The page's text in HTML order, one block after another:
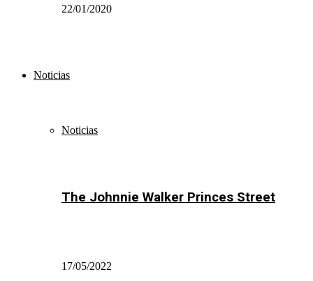
22/01/2020
Noticias
Noticias
The Johnnie Walker Princes Street
17/05/2022